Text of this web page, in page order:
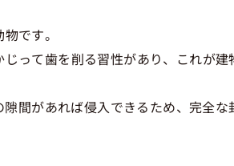
です。
って歯を削る習性があり、これが建
間があれば侵入できるため、完全な